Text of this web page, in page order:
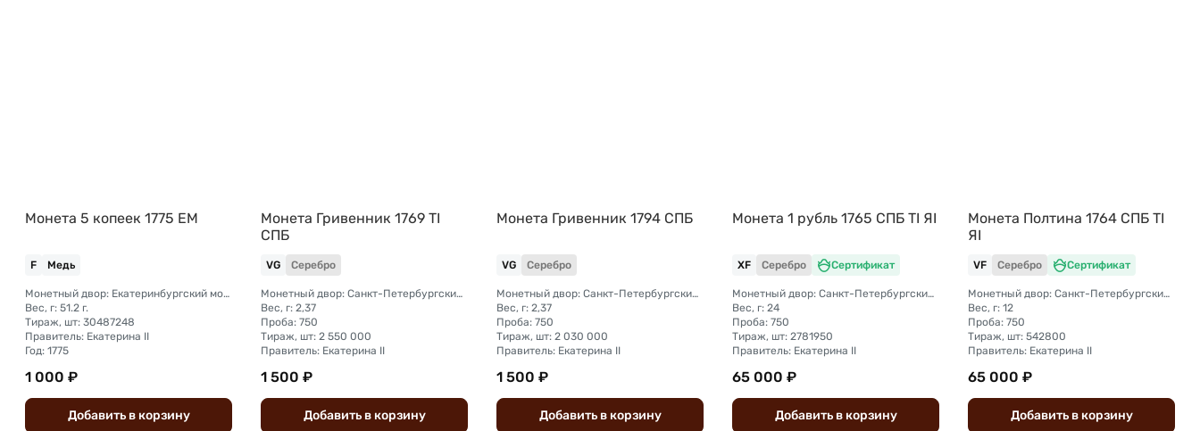
Монета 5 копеек 1775 ЕМ
F Медь
Монетный двор: Екатеринбургский монетный двор
Вес, г: 51.2 г.
Тираж, шт: 30487248
Правитель: Екатерина II
Год: 1775
1 000 ₽
Добавить вкорзину
Монета Гривенник 1769 TI
СПБ
VG Серебро
Монетный двор: Санкт-Петербургский монетный двор
Вес, г: 2,37
Проба: 750
Тираж, шт: 2 550 000
Правитель: Екатерина II
1 500 ₽
Добавить вкорзину
Монета Гривенник 1794 СПБ
VG Серебро
Монетный двор: Санкт-Петербургский монетный двор
Вес, г: 2,37
Проба: 750
Тираж, шт: 2 030 000
Правитель: Екатерина II
1 500 ₽
Добавить вкорзину
Монета 1 рубль 1765 СПБ TI ЯI
XF Серебро Сертификат
Монетный двор: Санкт-Петербургский монетный двор
Вес, г: 24
Проба: 750
Тираж, шт: 2781950
Правитель: Екатерина II
65 000 ₽
Добавить вкорзину
Монета Полтина 1764 СПБ TI
ЯI
VF Серебро Сертификат
Монетный двор: Санкт-Петербургский монетный двор
Вес, г: 12
Проба: 750
Тираж, шт: 542800
Правитель: Екатерина II
65 000 ₽
Добавить вкорзину